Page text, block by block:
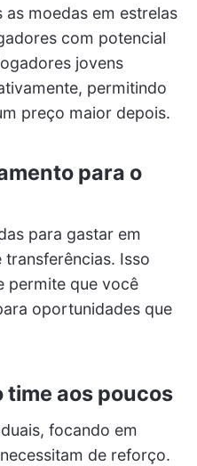
moedas em estrelas
com potencial
jovens
permitindo
preço maior depois.
para o
para gastar em
Isso
permite que você
oportunidades que
time aos poucos
focando em
de reforço.